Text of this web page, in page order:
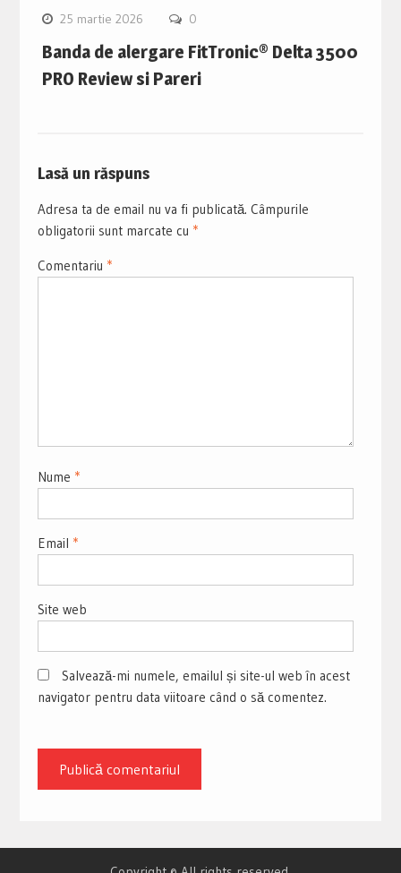
25 martie 2026 0
Banda de alergare FitTronic® Delta 3500
PRO Review si Pareri
Lasă un răspuns
Adresa ta de email nu va fi publicată. Câmpurile
obligatorii sunt marcate cu *
Comentariu *
Nume *
Email *
Site web
Salvează-mi numele, emailul și site-ul web în acest
navigator pentru data viitoare când o să comentez.